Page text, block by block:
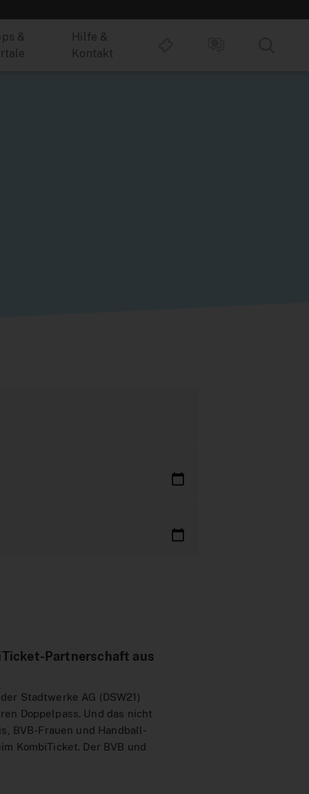
&
Hilfe &
Kontakt
Partnerschaft aus
Stadtwerke AG (DSW21)
Doppelpass. Und das nicht
BVB-Frauen und Handball-
KombiTicket. Der BVB und